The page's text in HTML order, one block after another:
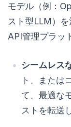
モデル（例：
スト型LLM）
API管理プラッ
シームレス
ト、または
て、最適な
ストを転送